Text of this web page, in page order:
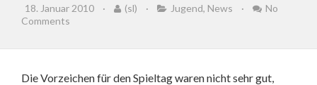
18. Januar 2010 · (sl) · Jugend, News ·
No
Comments
Die Vorzeichen für den Spieltag waren nicht sehr gut,